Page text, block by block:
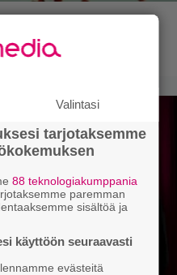
–
julki
Valintasi
tarjotaksemme
88 teknologiakumppania
paremman
sisältöä ja
käyttöön seuraavasti
evästeitä